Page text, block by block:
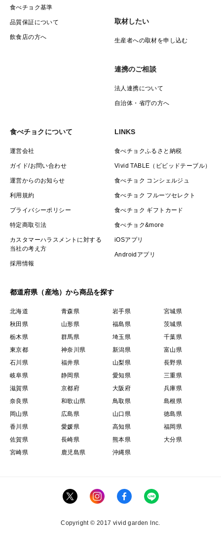
食べチョク基準
品質保証について
飲食店の方へ
取材したい
生産者への取材を申し込む
連携のご相談
法人連携について
自治体・省庁の方へ
食べチョクについて
運営会社
ガイド/お問い合わせ
運営からのお知らせ
利用規約
プライバシーポリシー
特定商取引法
カスタマーハラスメントに対する
当社の考え方
採用情報
LINKS
食べチョクふるさと納税
Vivid TABLE（ビビッドテーブル）
食べチョク コンシェルジュ
食べチョク フルーツセレクト
食べチョク ギフトカード
食べチョク&more
iOSアプリ
Androidアプリ
都道府県（産地）から商品を探す
北海道 青森県 岩手県
宮城県
秋田県
山形県 福島県
茨城県
栃木県
群馬県 埼玉県
千葉県
東京都
神奈川県 新潟県
富山県
石川県
福井県 山梨県
長野県
岐阜県
静岡県 愛知県
三重県
滋賀県
京都府 大阪府
兵庫県
奈良県
和歌山県 鳥取県
島根県
岡山県
広島県 山口県
徳島県
香川県
愛媛県 高知県
福岡県
佐賀県
長崎県 熊本県
大分県
宮崎県
鹿児島県 沖縄県
Copyright © 2017 vivid garden Inc.